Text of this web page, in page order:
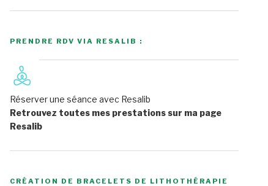
PRENDRE RDV VIA RESALIB :
Réserver une séance avec Resalib
Retrouvez toutes mes prestations sur ma page
Resalib
CRÉATION DE BRACELETS DE LITHOTHÉRAPIE